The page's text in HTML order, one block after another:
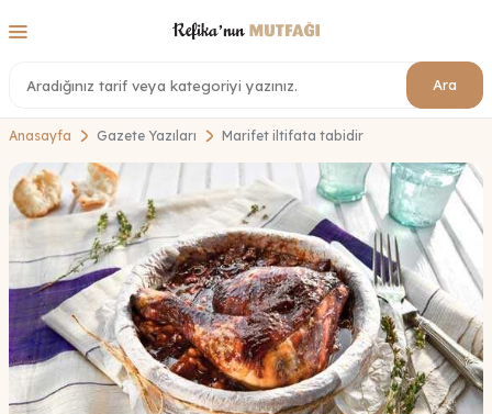
Ara
Anasayfa Gazete Yazıları Marifet iltifata tabidir